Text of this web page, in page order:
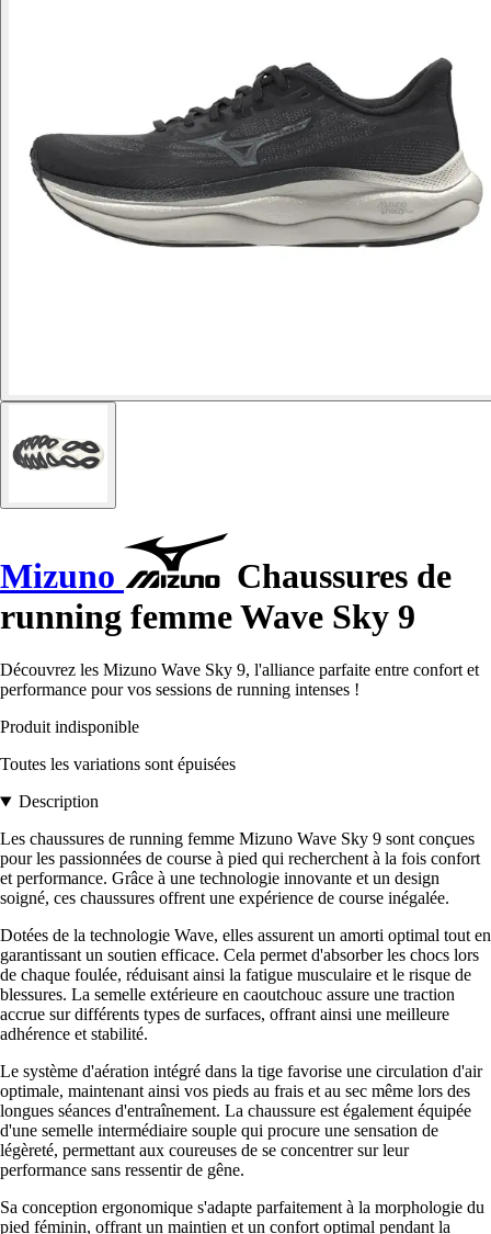
Mizuno
Chaussures de
running femme Wave Sky 9
Découvrez les Mizuno Wave Sky 9, l'alliance parfaite entre confort et
performance pour vos sessions de running intenses !
Produit indisponible
Toutes les variations sont épuisées
Description
Les chaussures de running femme Mizuno Wave Sky 9 sont conçues
pour les passionnées de course à pied qui recherchent à la fois confort
et performance. Grâce à une technologie innovante et un design
soigné, ces chaussures offrent une expérience de course inégalée.
Dotées de la technologie Wave, elles assurent un amorti optimal tout en
garantissant un soutien efficace. Cela permet d'absorber les chocs lors
de chaque foulée, réduisant ainsi la fatigue musculaire et le risque de
blessures. La semelle extérieure en caoutchouc assure une traction
accrue sur différents types de surfaces, offrant ainsi une meilleure
adhérence et stabilité.
Le système d'aération intégré dans la tige favorise une circulation d'air
optimale, maintenant ainsi vos pieds au frais et au sec même lors des
longues séances d'entraînement. La chaussure est également équipée
d'une semelle intermédiaire souple qui procure une sensation de
légèreté, permettant aux coureuses de se concentrer sur leur
performance sans ressentir de gêne.
Sa conception ergonomique s'adapte parfaitement à la morphologie du
pied féminin, offrant un maintien et un confort optimal pendant la